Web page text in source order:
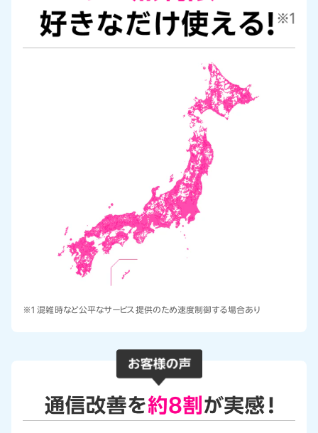
※1 混雑時など公平なサービス提供のため速度制御する場合あり